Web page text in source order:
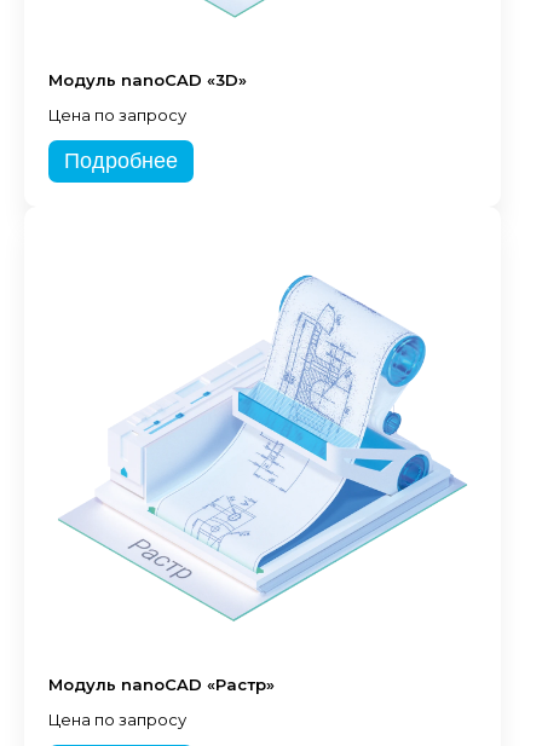
Модуль nanoCAD «3D»
Цена по запросу
Подробнее
Модуль nanoCAD «Растр»
Цена по запросу